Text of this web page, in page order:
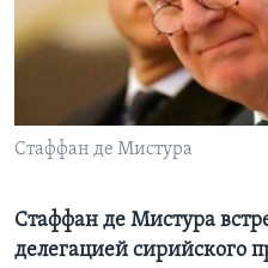
Learning English
СОЦИАЛЬНЫЕ СЕТИ
Языки
Стаффан де Мистура
Стаффан де Мистура
делегацией сирийского